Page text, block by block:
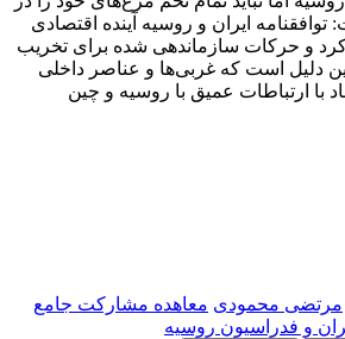
ایران و روسیه آینده اقتصادی
و حرکات سازماندهی شده برای تخریب
این دلیل است که غربی‌ها و عناصر داخلی
با ارتباطات عمیق با روسیه و چین
مرتضی محمودی معاهده مشارکت جامع
و فدراسیون روسیه